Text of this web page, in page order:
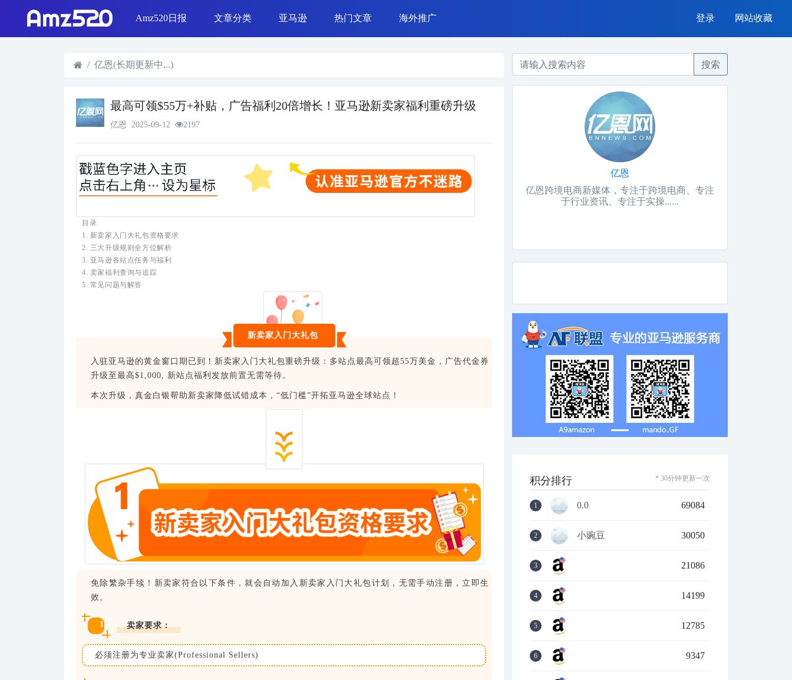
Amz520日报 文章分类 亚马逊 热门文章 海外推广 登录 网站收藏
亿恩(长期更新中...)
最高可领$55万+补贴，广告福利20倍增长！亚马逊新卖家福利重磅升级
亿恩 2025-09-12 2197
目录
1. 新卖家入门大礼包资格要求
2. 三大升级规则全方位解析
3. 亚马逊各站点任务与福利
4. 卖家福利查询与追踪
5. 常见问题与解答
新卖家入门大礼包
入驻亚马逊的黄金窗口期已到！新卖家入门大礼包重磅升级：多站点最高可领超55万美金，广告代金券
升级至最高$1,000, 新站点福利发放前置无需等待。
本次升级，真金白银帮助新卖家降低试错成本，“低门槛”开拓亚马逊全球站点！
免除繁杂手续！新卖家符合以下条件，就会自动加入新卖家入门大礼包计划，无需手动注册，立即生
效。
1 卖家要求：
必须注册为专业卖家(Professional Sellers)
搜索
亿恩
亿恩跨境电商新媒体，专注于跨境电商、专注
于行业资讯、专注于实操......
积分排行 * 30分钟更新一次
1 0.0 69084
2 小豌豆 30050
3 21086
4 14199
5 12785
6 9347